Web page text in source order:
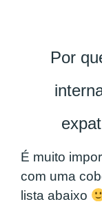
Por
É muito
com uma
lista abaixo